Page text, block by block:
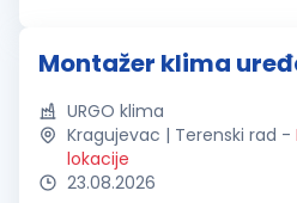
Montažer klima
URGO klima
Kragujevac | Terenski rad -
lokacije
23.08.2026